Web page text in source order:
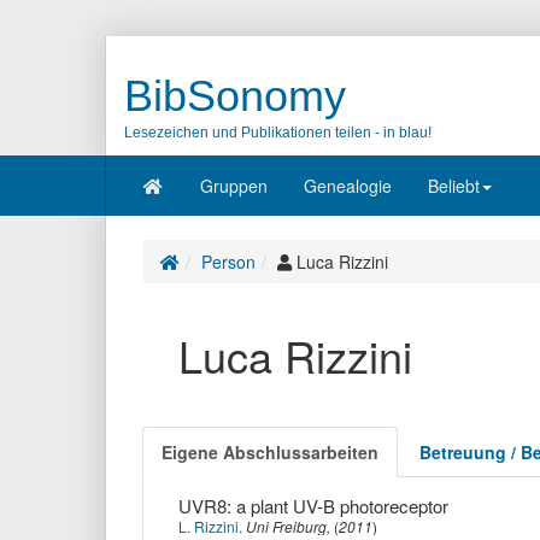
BibSonomy
Lesezeichen und Publikationen teilen - in blau!
Gruppen Genealogie Beliebt
Person Luca Rizzini
Luca Rizzini
Eigene Abschlussarbeiten Betreuung /
UVR8: a plant UV-B photoreceptor
L. Rizzini. Uni Freiburg, (2011)